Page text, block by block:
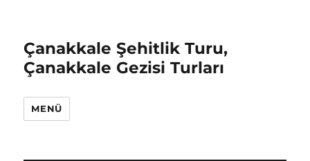
Çanakkale Şehitlik Turu,
Çanakkale Gezisi Turları
MENÜ